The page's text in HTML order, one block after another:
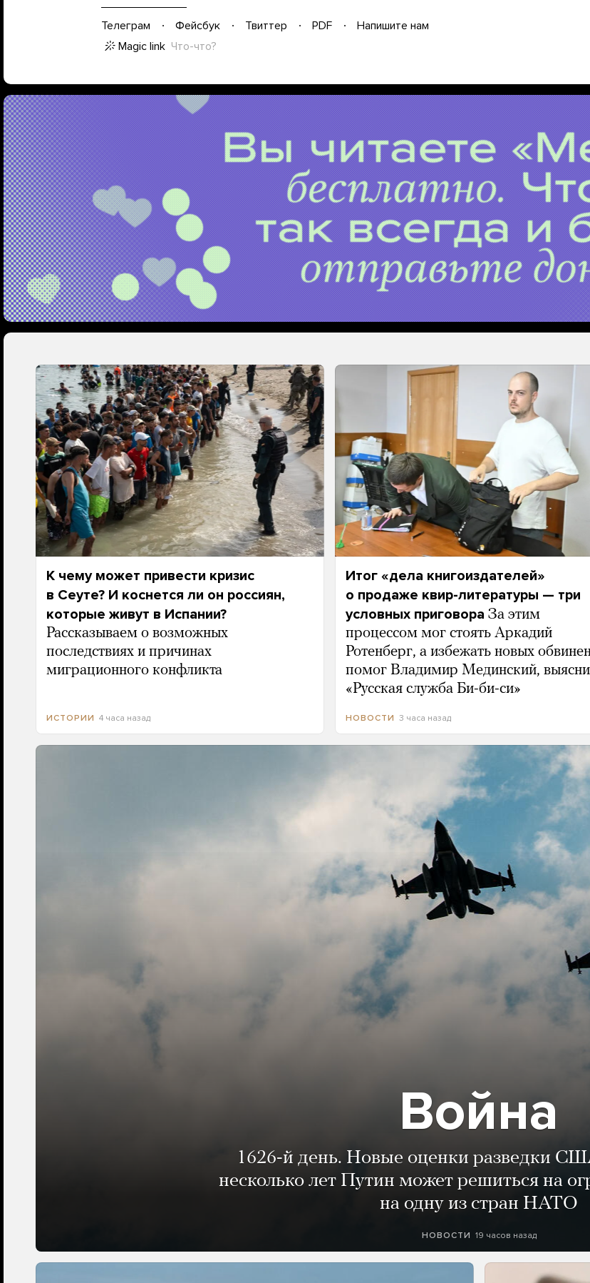
Телеграм Фейсбук Твиттер PDF
Напишите нам
Magic link Что-что?
К чему может привести кризис
в Сеуте? И коснется ли он россиян,
которые живут в Испании?
Рассказываем о возможных
последствиях и причинах
миграционного конфликта
ИСТОРИИ 4 часа назад
Итог «дела книгоиздателей»
о продаже квир-литературы — три
условных приговора За этим
процессом мог стоять Аркадий
Ротенберг, а избежать новых
помог Владимир Мединский,
«Русская служба Би-би-си»
НОВОСТИ 3 часа назад
Война
1626-й день. Новые оценки разведки
несколько лет Путин может решиться на
на одну из стран НАТО
НОВОСТИ 19 часов назад